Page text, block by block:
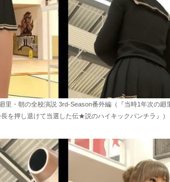
里・朝の全校演説 3rd-Season番外編（『当時1年次の廻
を押し退けて当選した伝★説のハイキックパンチラ』）